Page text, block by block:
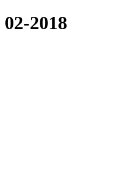
02-2018